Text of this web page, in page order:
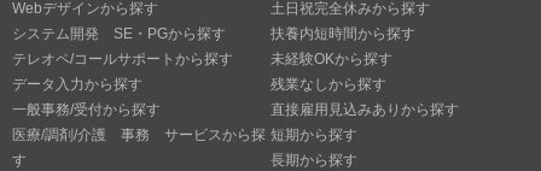
Webデザインから探す
システム開発 SE・PGから探す
テレオペ/コールサポートから探す
データ入力から探す
一般事務/受付から探す
医療/調剤/介護 事務 サービスから探
す
土日祝完全休みから探す
扶養内短時間から探す
未経験OKから探す
残業なしから探す
直接雇用見込みありから探す
短期から探す
長期から探す